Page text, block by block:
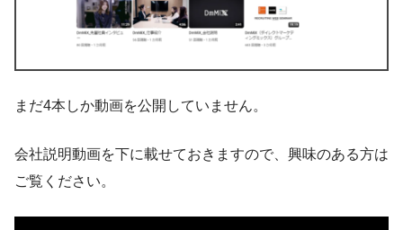
まだ4本しか動画を公開していません。
会社説明動画を下に載せておきますので、興味のある方は
ご覧ください。